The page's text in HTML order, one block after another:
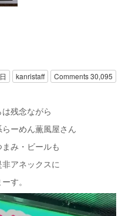
kanristaff Comments 30,095
残念ながら
ーめん薫風屋さん
み・ビールも
アネックスに
す。